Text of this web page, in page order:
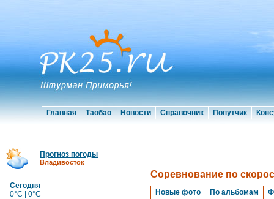
Главная Таобао Новости Справочник Попутчик
Прогноз погоды
Владивосток
Сегодня
0°C | 0°C
Cоревнование по
Новые фото По альбомам